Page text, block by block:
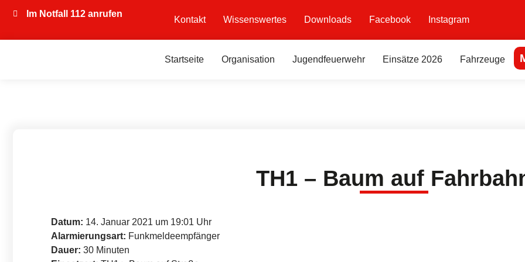
Im Notfall 112 anrufen
Kontakt Wissenswertes Downloads Facebook Instagram
Startseite Organisation Jugendfeuerwehr Einsätze 2026 Fahrzeuge
TH1 – Baum auf
Datum: 14. Januar 2021 um 19:01 Uhr
Alarmierungsart: Funkmeldeempfänger
Dauer: 30 Minuten